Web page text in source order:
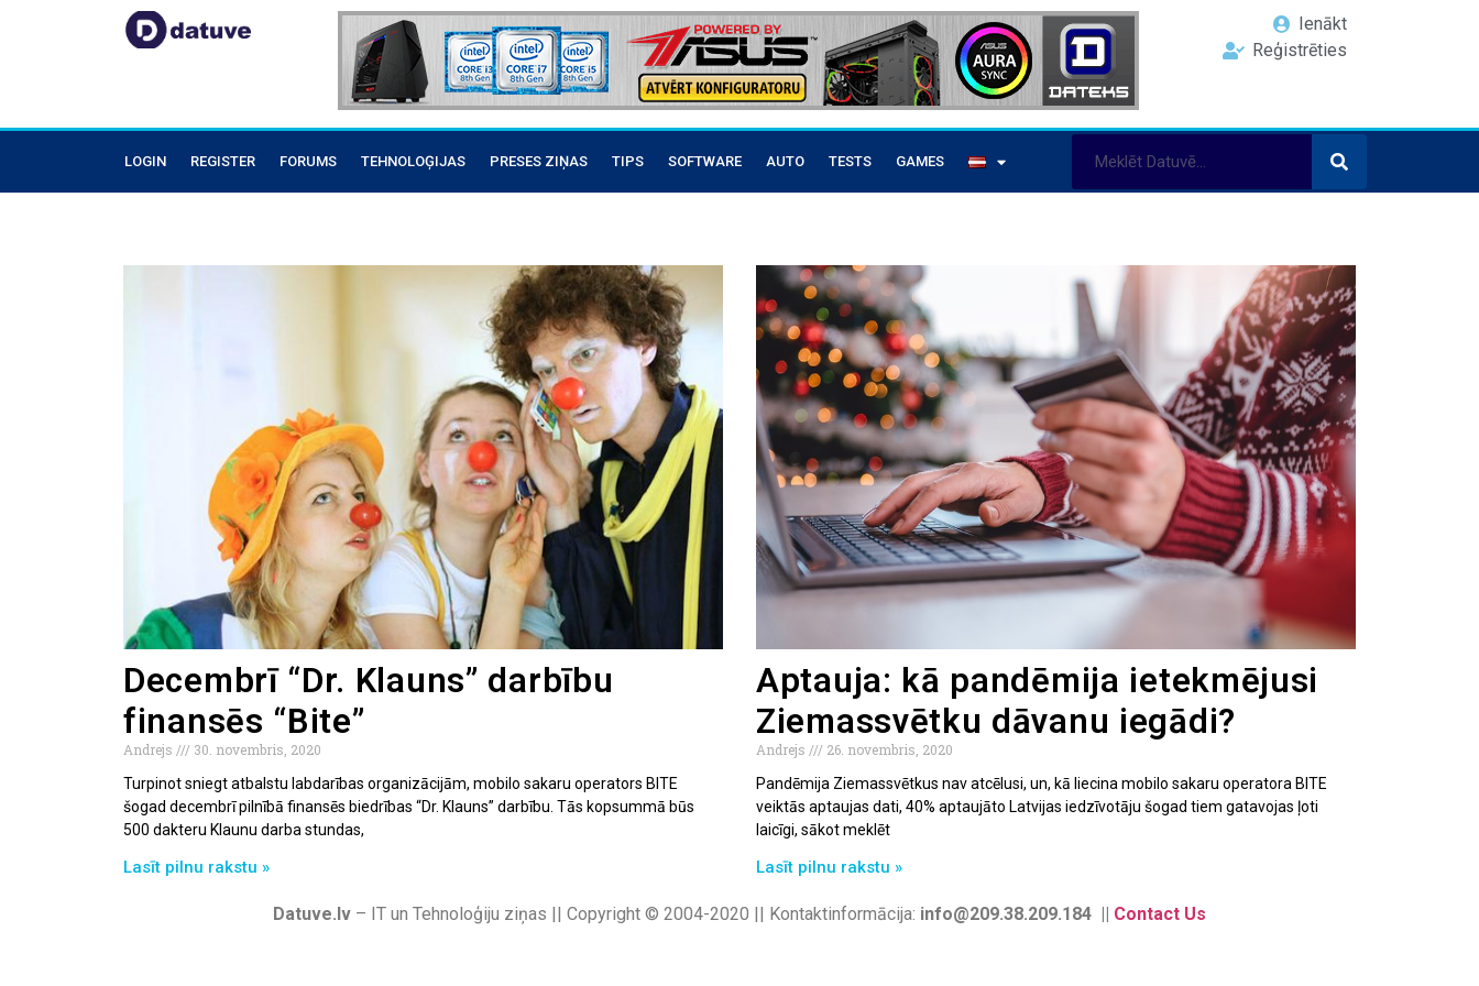
Ienākt
Reģistrēties
LOGIN REGISTER FORUMS TEHNOLOĢIJAS PRESES ZIŅAS TIPS SOFTWARE AUTO TESTS GAMES
Decembrī “Dr. Klauns” darbību
finansēs “Bite”
Andrejs
30. novembris, 2020
Turpinot sniegt atbalstu labdarības organizācijām, mobilo sakaru operators BITE
šogad decembrī pilnībā finansēs biedrības “Dr. Klauns” darbību. Tās kopsummā būs
500 dakteru Klaunu darba stundas,
Lasīt pilnu rakstu »
Aptauja: kā pandēmija ietekmējusi
Ziemassvētku dāvanu iegādi?
Andrejs
26. novembris, 2020
Pandēmija Ziemassvētkus nav atcēlusi, un, kā liecina mobilo sakaru operatora BITE
veiktās aptaujas dati, 40% aptaujāto Latvijas iedzīvotāju šogad tiem gatavojas ļoti
laicīgi, sākot meklēt
Lasīt pilnu rakstu »
Datuve.lv – IT un Tehnoloģiju ziņas || Copyright © 2004-2020 || Kontaktinformācija: info@209.38.209.184 || Contact Us